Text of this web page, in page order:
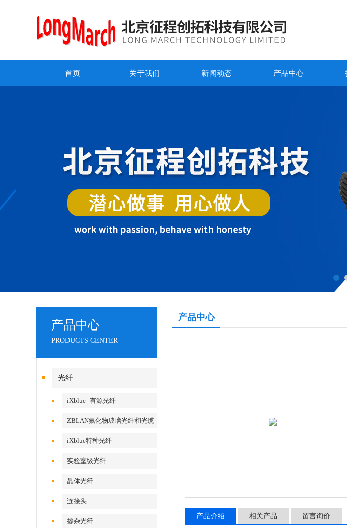
首页 关于我们 新闻动态 产品中心
产品中心
PRODUCTS CENTER
光纤
iXblue--有源光纤
ZBLAN氟化物玻璃光纤和光缆
iXblue特种光纤
实验室级光纤
晶体光纤
连接头
掺杂光纤
产品中心
产品介绍 相关产品 留言询价